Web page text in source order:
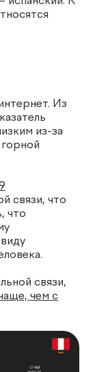
Из
из-за
связи, что
что
связи,
чем с